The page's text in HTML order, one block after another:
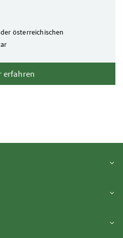
österreichischen
erfahren